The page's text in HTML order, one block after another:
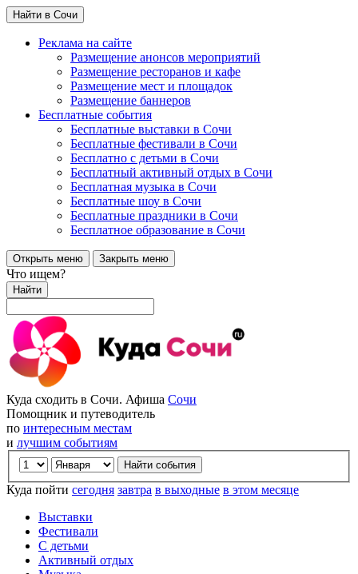
Найти в Сочи
Реклама на сайте
Размещение анонсов мероприятий
Размещение ресторанов и кафе
Размещение мест и площадок
Размещение баннеров
Бесплатные события
Бесплатные выставки в Сочи
Бесплатные фестивали в Сочи
Бесплатно с детьми в Сочи
Бесплатный активный отдых в Сочи
Бесплатная музыка в Сочи
Бесплатные шоу в Сочи
Бесплатные праздники в Сочи
Бесплатное образование в Сочи
Открыть меню Закрыть меню
Что ищем?
Найти
Куда сходить в Сочи. Афиша Сочи
Помощник и путеводитель
по интересным местам
и лучшим событиям
Куда пойти сегодня завтра в выходные в этом месяце
Выставки
Фестивали
С детьми
Активный отдых